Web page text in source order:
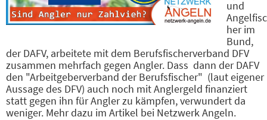
und
Angelfisc
her im
Bund,
der DAFV, arbeitete mit dem Berufsfischerverband DFV
zusammen mehrfach gegen Angler. Dass dann der DAFV
den "Arbeitgeberverband der Berufsfischer" (laut eigener
Aussage des DFV) auch noch mit Anglergeld finanziert
statt gegen ihn für Angler zu kämpfen, verwundert da
weniger. Mehr dazu im Artikel bei Netzwerk Angeln.